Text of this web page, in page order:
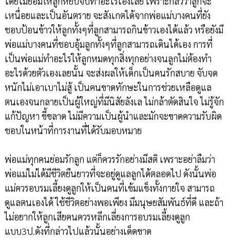
เหนื่อยและเป็นอันตราย จะสังเกตได้จากพ่อแม่บางคนที่ยัง
ชอบป้อนข้าวให้ลูกทั้งๆที่ลูกสามารถกินข้าวเองได้แล้ว หรือยังมี
พ่อแม่บางคนที่ชอบอุ้มลูกทั้งๆที่ลูกสามารถเดินได้เอง การที่
เป็นพ่อแม่ทำอะไรให้ลูกหมดทุกสิ่งทุกอย่างจนลูกไม่ต้องทำ
อะไรด้วยตัวเองเลยนั้น จะส่งผลให้เด็กเป็นคนรักสบาย จับจด
หนักไม่เอาเบาไม่สู้ เป็นคนขาดทักษะในการช่วยเหลือดูแล
ตนเองจนกลายเป็นผู้ใหญ่ที่มีนิสัยลังเล ไม่กล้าตัดสินใจ ไม่รู้จัก
แก้ปัญหา ขี้ขลาด ไม่มีความเป็นผู้นำและมักจะขาดความรับผิด
ชอบในหน้าที่การงานที่ได้รับมอบหมาย
พ่อแม่ทุกคนย่อมรักลูก แต่ก็ควรรักอย่างมีสติ เพราะอย่าลืมว่า
พ่อแม่ไม่ได้มีชีวิตยืนยาวที่จะอยู่ดูแลลูกได้ตลอดไป ดังนั้นพ่อ
แม่ควรอบรมเลี้ยงดูลูกให้เป็นคนที่เข้มแข็งทั้งกายใจ สามารถ
ดูแลตนเองได้ ใช้ชีวิตอย่างพอเพียง มีมนุษยสัมพันธ์ที่ดี และถ้า
ไม่อยากให้ลูกเสียคนควรหลีกเลี่ยงการอบรมเลี้ยงดูลูก
แบบ3ป.ดังที่กล่าวไปแล้วนั้นอย่างเด็ดขาด